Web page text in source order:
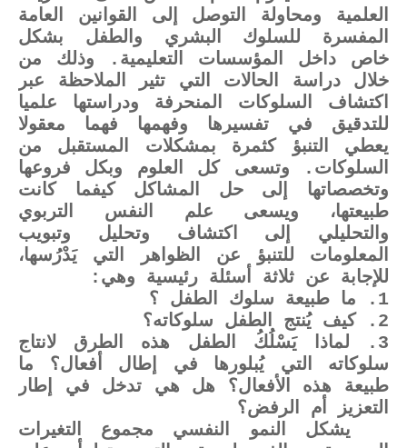
العلمية ومحاولة التوصل إلى القوانين العامة
المفسرة للسلوك البشري والطفل بشكل
خاص داخل المؤسسات التعليمية. وذلك من
خلال دراسة الحالات التي تثير الملاحظة عبر
اكتشاف السلوكات المنحرفة ودراستها علميا
للتدقيق في تفسيرها وفهمها فهما معقولا
يعطي التنبؤ كثمرة بمشكلات المستقبل من
السلوكات. وتسعى كل العلوم وبكل فروعها
وتخصصاتها إلى حل المشاكل كيفما كانت
طبيعتها، ويسعى علم النفس التربوي
والتحليلي إلى اكتشاف وتحليل وتبويب
المعلومات للتنبؤ عن الظواهر التي يَدْرُسها،
للإجابة عن ثلاثة أسئلة رئيسية وهي:
1. ما طبيعة سلوك الطفل ؟
2. كيف يُنتج الطفل سلوكاته؟
3. لماذا يَسْلُكُ الطفل هذه الطرق لانتاج
سلوكاته التي يُبلورها في إطال أفعال؟ ما
طبيعة هذه الأفعال؟ هل هي تدخل في إطار
التعزيز أم الرفض؟
يشكل النمو النفسي مجموع التغيرات